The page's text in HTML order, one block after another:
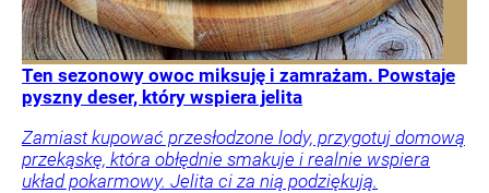
Ten sezonowy owoc miksuję i zamrażam. Powstaje
pyszny deser, który wspiera jelita
Zamiast kupować przesłodzone lody, przygotuj domową
przekąskę, która obłędnie smakuje i realnie wspiera
układ pokarmowy. Jelita ci za nią podziękują.